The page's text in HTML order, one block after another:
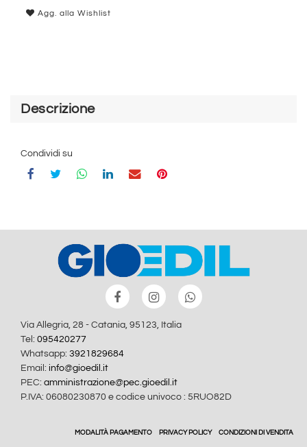
Agg. alla Wishlist
Descrizione
Condividi su
Via Allegria, 28 - Catania, 95123, Italia
Tel: 095420277
Whatsapp: 3921829684
Email: info@gioedil.it
PEC: amministrazione@pec.gioedil.it
P.IVA: 06080230870 e codice univoco : 5RUO82D
MODALITÀ PAGAMENTO PRIVACY POLICY CONDIZIONI DI VENDITA